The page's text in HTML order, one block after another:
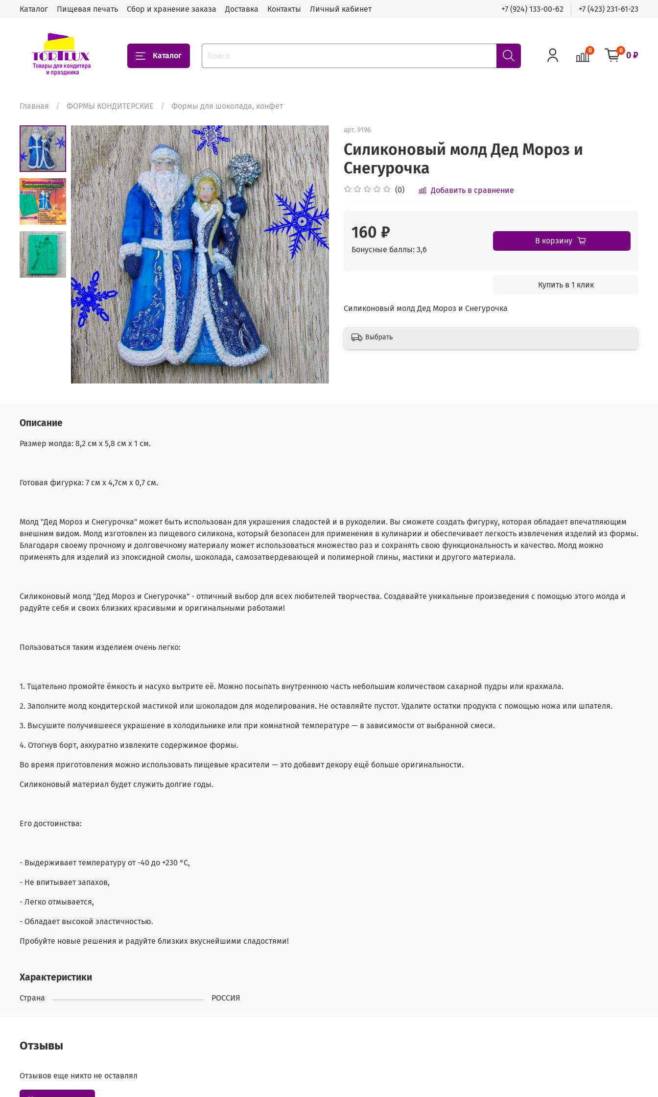
Каталог Пищевая печать Сбор и хранение заказа Доставка Контакты Личный кабинет +7 (924) 133-00-62 +7 (423) 231-61-23
Каталог
0 0 0 ₽
Главная ФОРМЫ КОНДИТЕРСКИЕ Формы для шоколада, конфет
арт. 9196
Силиконовый молд Дед Мороз и
Снегурочка
(0) Добавить в сравнение
160 ₽
Бонусные баллы: 3,6
В корзину
Купить в 1 клик
Силиконовый молд Дед Мороз и Снегурочка
Выбрать
Описание
Размер молда: 8,2 см х 5,8 см х 1 см.
Готовая фигурка: 7 см х 4,7см х 0,7 см.
Молд "Дед Мороз и Снегурочка" может быть использован для украшения сладостей и в рукоделии. Вы сможете создать фигурку, которая обладает впечатляющим
внешним видом. Молд изготовлен из пищевого силикона, который безопасен для применения в кулинарии и обеспечивает легкость извлечения изделий из формы.
Благодаря своему прочному и долговечному материалу может использоваться множество раз и сохранять свою функциональность и качество. Молд можно
применять для изделий из эпоксидной смолы, шоколада, самозатвердевающей и полимерной глины, мастики и другого материала.
Силиконовый молд "Дед Мороз и Снегурочка" - отличный выбор для всех любителей творчества. Создавайте уникальные произведения с помощью этого молда и
радуйте себя и своих близких красивыми и оригинальными работами!
Пользоваться таким изделием очень легко:
1. Тщательно промойте ёмкость и насухо вытрите её. Можно посыпать внутреннюю часть небольшим количеством сахарной пудры или крахмала.
2. Заполните молд кондитерской мастикой или шоколадом для моделирования. Не оставляйте пустот. Удалите остатки продукта с помощью ножа или шпателя.
3. Высушите получившееся украшение в холодильнике или при комнатной температуре — в зависимости от выбранной смеси.
4. Отогнув борт, аккуратно извлеките содержимое формы.
Во время приготовления можно использовать пищевые красители — это добавит декору ещё больше оригинальности.
Силиконовый материал будет служить долгие годы.
Его достоинства:
- Выдерживает температуру от -40 до +230 °C,
- Не впитывает запахов,
- Легко отмывается,
- Обладает высокой эластичностью.
Пробуйте новые решения и радуйте близких вкуснейшими сладостями!
Характеристики
Страна РОССИЯ
Отзывы
Отзывов еще никто не оставлял